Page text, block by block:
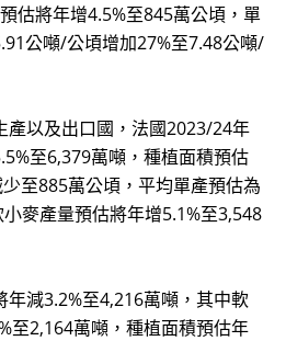
估將年增4.5%至845萬公頃，單
公噸/公頃增加27%至7.48公噸/
以及出口國，法國2023/24年
至6,379萬噸，種植面積預估
至885萬公頃，平均單產預估為
麥產量預估將年增5.1%至3,548
減3.2%至4,216萬噸，其中軟
至2,164萬噸，種植面積預估年